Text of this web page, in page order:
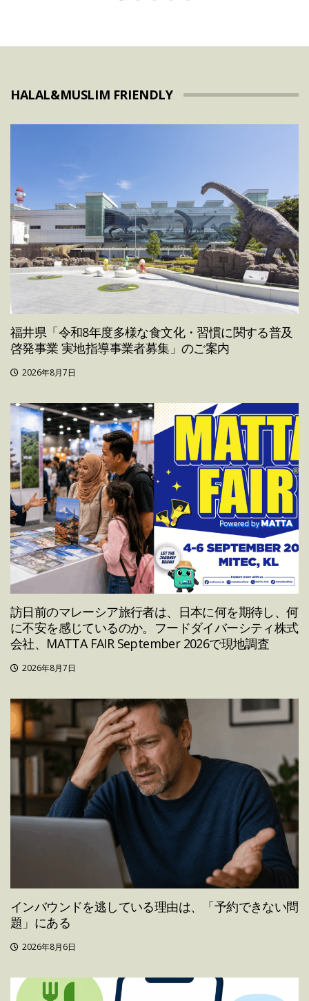
HALAL&MUSLIM FRIENDLY
福井県「令和8年度多様な食文化・習慣に関する普及
啓発事業 実地指導事業者募集」のご案内
2026年8月7日
訪日前のマレーシア旅行者は、日本に何を期待し、何
に不安を感じているのか。フードダイバーシティ株式
会社、MATTA FAIR September 2026で現地調査
2026年8月7日
インバウンドを逃している理由は、「予約できない問
題」にある
2026年8月6日